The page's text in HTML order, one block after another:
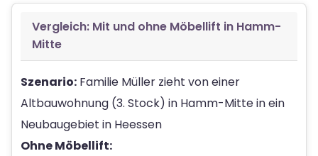
Vergleich: Mit und ohne Möbellift in Hamm-
Mitte
Szenario: Familie Müller zieht von einer
Altbauwohnung (3. Stock) in Hamm-Mitte in ein
Neubaugebiet in Heessen
Ohne Möbellift: